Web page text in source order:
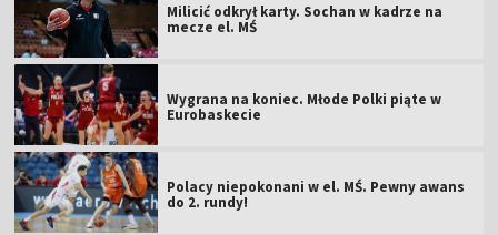
Milicić odkrył karty. Sochan w kadrze na
mecze el. MŚ
Wygrana na koniec. Młode Polki piąte w
Eurobaskecie
Polacy niepokonani w el. MŚ. Pewny awans
do 2. rundy!